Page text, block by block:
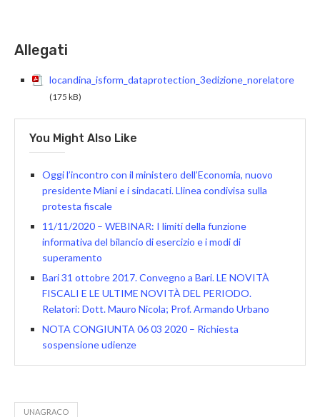
Allegati
locandina_isform_dataprotection_3edizione_norelatore
(175 kB)
You Might Also Like
Oggi l’incontro con il ministero dell’Economia, nuovo
presidente Miani e i sindacati. Llinea condivisa sulla
protesta fiscale
11/11/2020 – WEBINAR: I limiti della funzione
informativa del bilancio di esercizio e i modi di
superamento
Bari 31 ottobre 2017. Convegno a Bari. LE NOVITÀ
FISCALI E LE ULTIME NOVITÀ DEL PERIODO.
Relatori: Dott. Mauro Nicola; Prof. Armando Urbano
NOTA CONGIUNTA 06 03 2020 – Richiesta
sospensione udienze
UNAGRACO